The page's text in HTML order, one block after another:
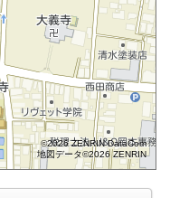
©2026 ZENRIN DataCom
地図データ©2026 ZENRIN